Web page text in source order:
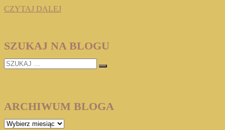
CZYTAJ DALEJCOLM
LACEY
SZUKAJ NA BLOGU
SZUKAJ
…
ARCHIWUM BLOGA
ARCHIWUM